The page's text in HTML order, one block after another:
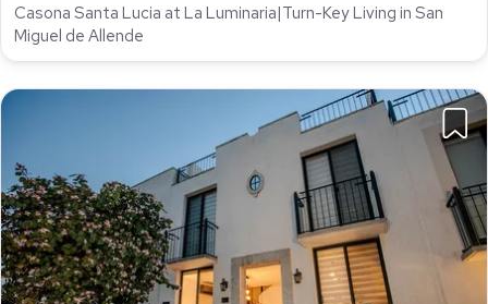
Casona Santa Lucia at La Luminaria|Turn-Key Living in San
Miguel de Allende